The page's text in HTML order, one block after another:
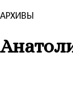
АРХИВЫ